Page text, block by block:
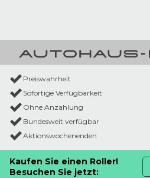
Preiswahrheit
Sofortige Verfügbarkeit
Ohne Anzahlung
Bundesweit verfügbar
Aktionswochenenden
Kaufen Sie einen Roller!
Besuchen Sie jetzt: